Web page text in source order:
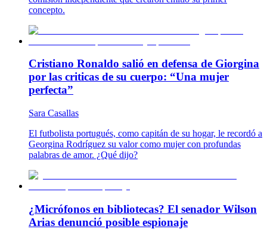
concepto.
Cristiano Ronaldo salió en defensa de Giorgina
por las criticas de su cuerpo: “Una mujer
perfecta”
Sara Casallas
El futbolista portugués, como capitán de su hogar, le recordó a
Georgina Rodríguez su valor como mujer con profundas
palabras de amor. ¿Qué dijo?
¿Micrófonos en bibliotecas? El senador Wilson
Arias denunció posible espionaje